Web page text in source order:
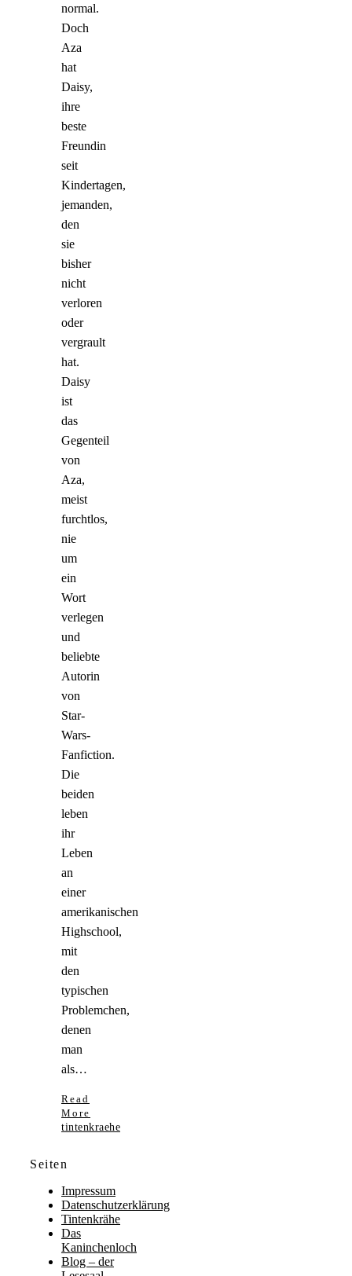
normal.
Doch
Aza
hat
Daisy,
ihre
beste
Freundin
seit
Kindertagen,
jemanden,
den
sie
bisher
nicht
verloren
oder
vergrault
hat.
Daisy
ist
das
Gegenteil
von
Aza,
meist
furchtlos,
nie
um
ein
Wort
verlegen
und
beliebte
Autorin
von
Star-
Wars-
Fanfiction.
Die
beiden
leben
ihr
Leben
an
einer
amerikanischen
Highschool,
mit
den
typischen
Problemchen,
denen
man
als…
Read
More
tintenkraehe
Seiten
Impressum
Datenschutzerklärung
Tintenkrähe
Das
Kaninchenloch
Blog – der